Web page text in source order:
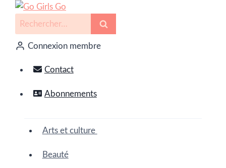
Connexion membre
Contact
Abonnements
Arts et culture
Beauté